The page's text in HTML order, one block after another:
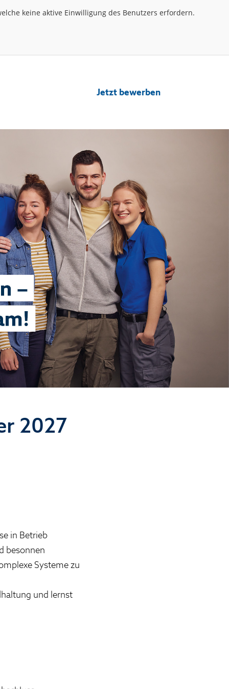
keine aktive Einwilligung des Benutzers erfordern.
Jetzt bewerben
2027
in Betrieb
besonnen
Systeme zu
und lernst